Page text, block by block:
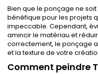
Bien que le ponçage ne
bénéfique pour les projets
impeccable. Cependant,
amincir le matériau et
correctement, le ponçage
et la texture de votre
Comment peindre